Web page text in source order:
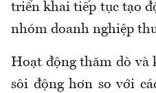
triển khai tiếp tục tạo
nhóm doanh nghiệp
Hoạt động thăm dò và
sôi động hơn so với